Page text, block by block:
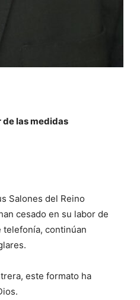
de las medidas
Salones del Reino
cesado en su labor de
telefonía, continúan
este formato ha